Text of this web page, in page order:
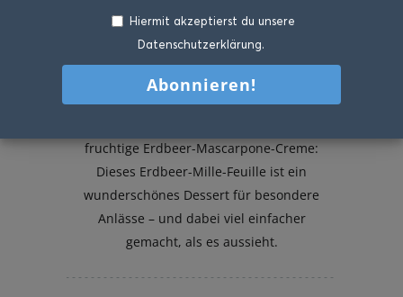
Erdbeere Mille Feuille
fruchtige Erdbeer-Mascarpone-Creme:
Dieses Erdbeer-Mille-Feuille ist ein
wunderschönes Dessert für besondere
Anlässe – und dabei viel einfacher
gemacht, als es aussieht.
Hiermit akzeptierst du unsere
Datenschutzerklärung.